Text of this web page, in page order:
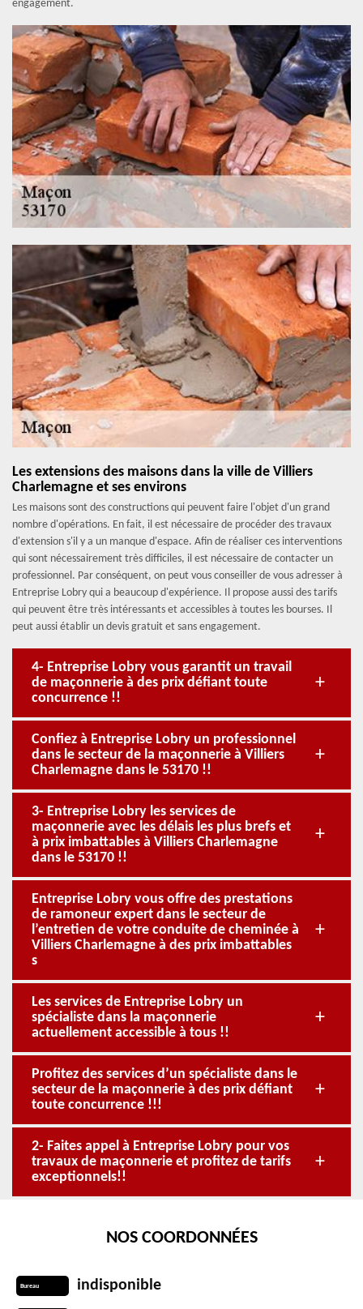
engagement.
Les extensions des maisons dans la ville de Villiers
Charlemagne et ses environs
Les maisons sont des constructions qui peuvent faire l'objet d'un grand
nombre d'opérations. En fait, il est nécessaire de procéder des travaux
d'extension s'il y a un manque d'espace. Afin de réaliser ces interventions
qui sont nécessairement très difficiles, il est nécessaire de contacter un
professionnel. Par conséquent, on peut vous conseiller de vous adresser à
Entreprise Lobry qui a beaucoup d'expérience. Il propose aussi des tarifs
qui peuvent être très intéressants et accessibles à toutes les bourses. Il
peut aussi établir un devis gratuit et sans engagement.
4- Entreprise Lobry vous garantit un travail
de maçonnerie à des prix défiant toute
concurrence !!
Confiez à Entreprise Lobry un professionnel
dans le secteur de la maçonnerie à Villiers
Charlemagne dans le 53170 !!
3- Entreprise Lobry les services de
maçonnerie avec les délais les plus brefs et
à prix imbattables à Villiers Charlemagne
dans le 53170 !!
Entreprise Lobry vous offre des prestations
de ramoneur expert dans le secteur de
l’entretien de votre conduite de cheminée à
Villiers Charlemagne à des prix imbattables
s
Les services de Entreprise Lobry un
spécialiste dans la maçonnerie
actuellement accessible à tous !!
Profitez des services d’un spécialiste dans le
secteur de la maçonnerie à des prix défiant
toute concurrence !!!
2- Faites appel à Entreprise Lobry pour vos
travaux de maçonnerie et profitez de tarifs
exceptionnels!!
NOS COORDONNÉES
Bureau indisponible